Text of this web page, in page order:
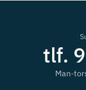
tlf.
Man-